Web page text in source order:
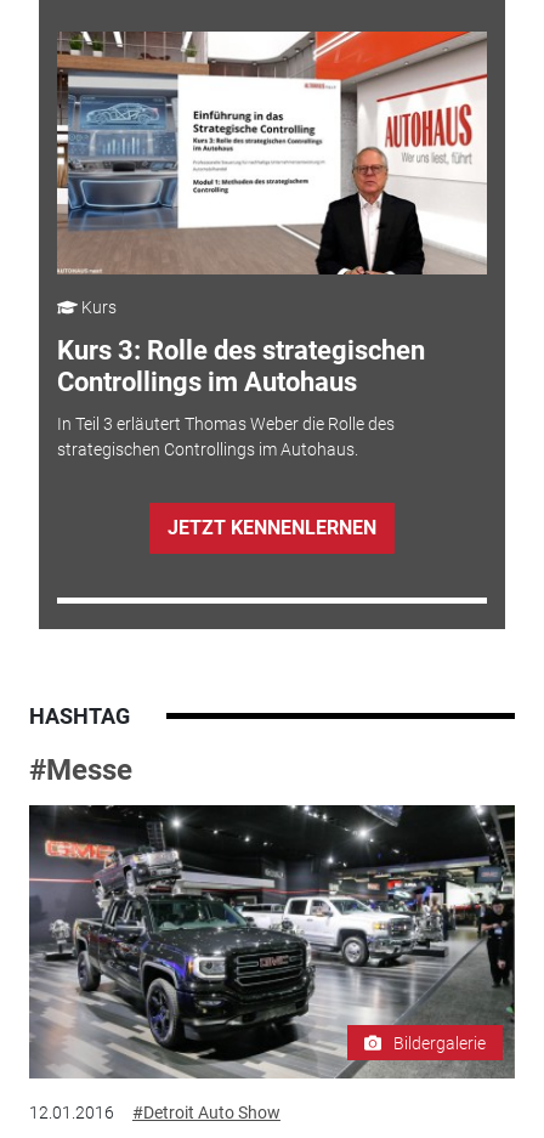
Kurs
Kurs 3: Rolle des strategischen
Controllings im Autohaus
In Teil 3 erläutert Thomas Weber die Rolle des
strategischen Controllings im Autohaus.
JETZT KENNENLERNEN
HASHTAG
#Messe
Bildergalerie
12.01.2016 #Detroit Auto Show